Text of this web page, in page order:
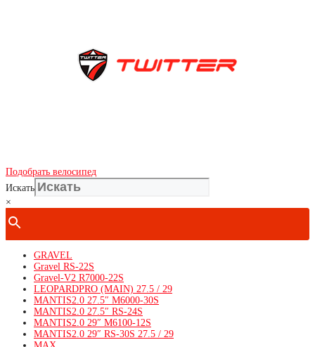
Подобрать велосипед
Искать
×
GRAVEL
Gravel RS-22S
Gravel-V2 R7000-22S
LEOPARDPRO (MAIN) 27.5 / 29
MANTIS2.0 27.5″ M6000-30S
MANTIS2.0 27.5″ RS-24S
MANTIS2.0 29″ M6100-12S
MANTIS2.0 29″ RS-30S 27.5 / 29